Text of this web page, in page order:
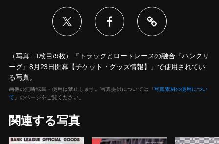
（写真 : 1枚目/9枚）『トラックとロードレースの融合『バンクリ
ーグ』8月23日開幕【チケット・グッズ情報】』で使用されてい
る写真。
画像の無断転載・使用は禁止します。写真提供については『写真素材の使用につい
て 』のページをご覧ください。
関連する写真